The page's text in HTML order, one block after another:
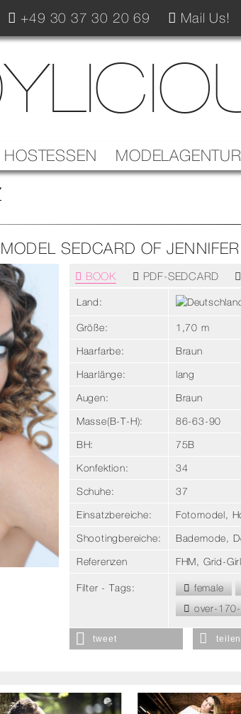
+49 30 37 30 20 69 Mail Us!
HOSTESSEN MODELAGENTUR
SEDCARD OF
BOOK PDF-SEDCARD
Land:
Größe: 1,70 m
Haarfarbe: Braun
Haarlänge: lang
Augen: Braun
Masse(B-T-H): 86-63-90
BH: 75B
Konfektion: 34
Schuhe: 37
Einsatzbereiche: Fotomodel,
Shootingbereiche: Bademode,
Referenzen FHM, Grid-
Filter - Tags: female
over-
tweet teilen